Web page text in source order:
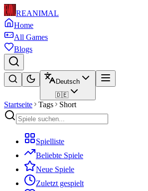
REANIMAL
Home
All Games
Blogs
Deutsch
🇩🇪
Startseite Tags Short
Spielliste
Beliebte Spiele
Neue Spiele
Zuletzt gespielt